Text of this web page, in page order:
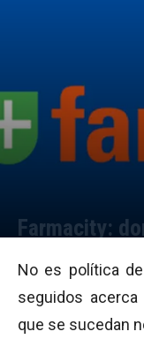
Farmacity:
No es política
seguidos
que se sucedan